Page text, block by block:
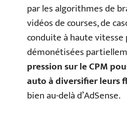
par les algorithmes de
vidéos de courses, de
conduite à haute
démonétisées
pression sur le CPM
auto à diversifier leurs
bien au-delà d’AdSense.